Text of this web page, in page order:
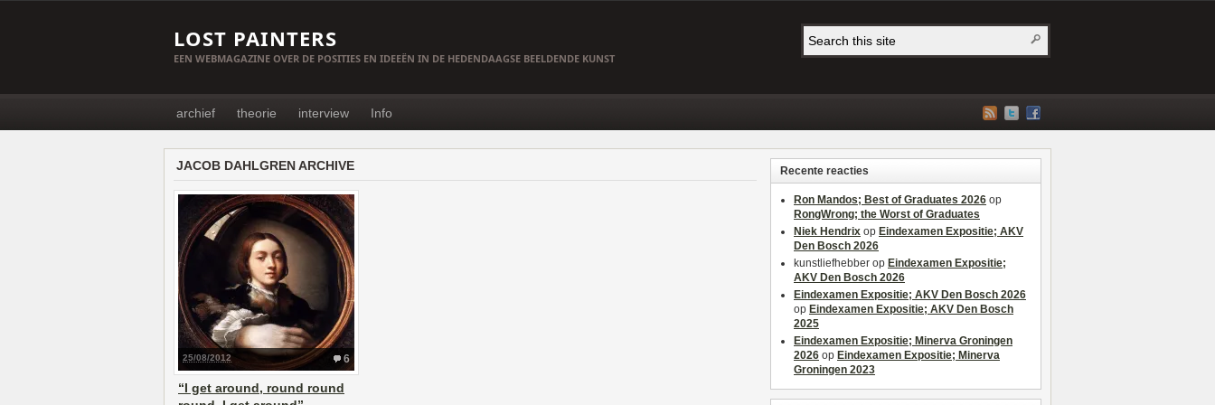
LOST PAINTERS
EEN WEBMAGAZINE OVER DE POSITIES EN IDEEËN IN DE HEDENDAAGSE BEELDENDE KUNST
archief theorie interview Info
JACOB DAHLGREN ARCHIVE
6
25/08/2012
“I get around, round round
Recente reacties
Ron Mandos; Best of Graduates 2026 op
RongWrong; the Worst of Graduates
Niek Hendrix op Eindexamen Expositie; AKV
Den Bosch 2026
kunstliefhebber op Eindexamen Expositie;
AKV Den Bosch 2026
Eindexamen Expositie; AKV Den Bosch 2026
op Eindexamen Expositie; AKV Den Bosch
2025
Eindexamen Expositie; Minerva Groningen
2026 op Eindexamen Expositie; Minerva
Groningen 2023